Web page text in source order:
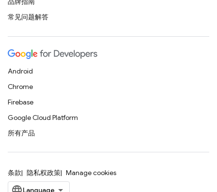
常见问题解答
Android
Chrome
Firebase
Google Cloud Platform
所有产品
条款 隐私权政策 Manage cookies